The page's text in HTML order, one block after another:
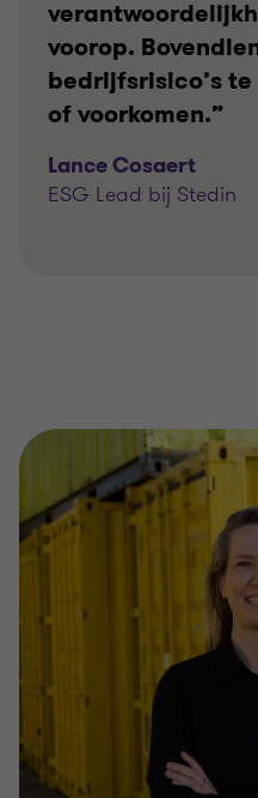
voorop.
bedrijfsrisico’s
of voorkomen.”
Lance Cosaert
ESG Lead bij Stedin